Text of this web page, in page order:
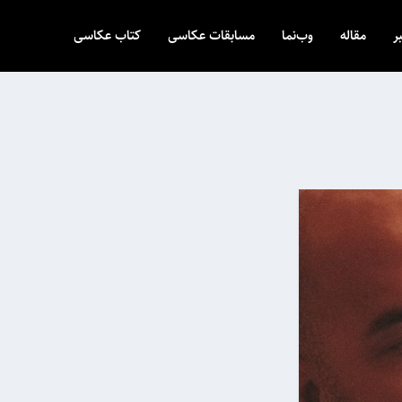
مقاله وب‌نما مسابقات عکاسی کتاب عکاسی